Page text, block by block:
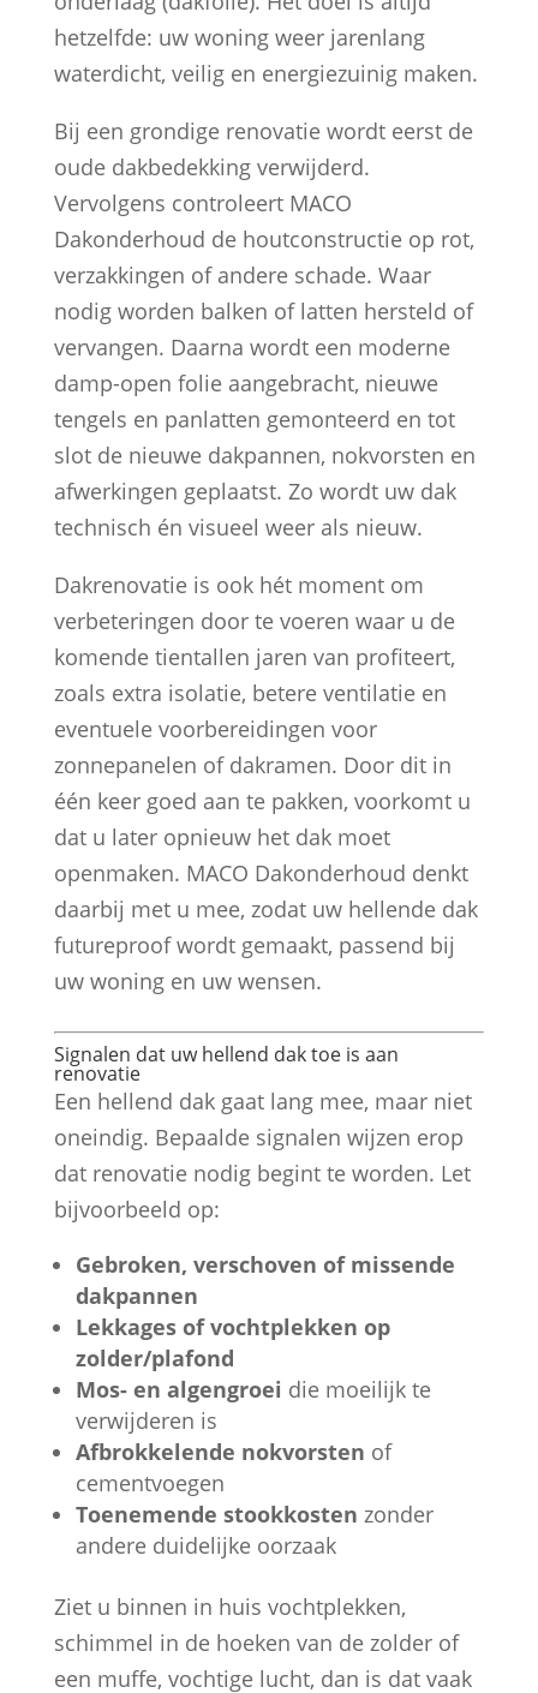
hetzelfde: uw woning weer jarenlang
waterdicht, veilig en energiezuinig maken.
Bij een grondige renovatie wordt eerst de
oude dakbedekking verwijderd.
Vervolgens controleert MACO
Dakonderhoud de houtconstructie op rot,
verzakkingen of andere schade. Waar
nodig worden balken of latten hersteld of
vervangen. Daarna wordt een moderne
damp-open folie aangebracht, nieuwe
tengels en panlatten gemonteerd en tot
slot de nieuwe dakpannen, nokvorsten en
afwerkingen geplaatst. Zo wordt uw dak
technisch én visueel weer als nieuw.
Dakrenovatie is ook hét moment om
verbeteringen door te voeren waar u de
komende tientallen jaren van profiteert,
zoals extra isolatie, betere ventilatie en
eventuele voorbereidingen voor
zonnepanelen of dakramen. Door dit in
één keer goed aan te pakken, voorkomt u
dat u later opnieuw het dak moet
openmaken. MACO Dakonderhoud denkt
daarbij met u mee, zodat uw hellende dak
futureproof wordt gemaakt, passend bij
uw woning en uw wensen.
Signalen dat uw hellend dak toe is aan
renovatie
Een hellend dak gaat lang mee, maar niet
oneindig. Bepaalde signalen wijzen erop
dat renovatie nodig begint te worden. Let
bijvoorbeeld op:
Gebroken, verschoven of missende
dakpannen
Lekkages of vochtplekken op
zolder/plafond
Mos- en algengroei die moeilijk te
verwijderen is
Afbrokkelende nokvorsten of
cementvoegen
Toenemende stookkosten zonder
andere duidelijke oorzaak
Ziet u binnen in huis vochtplekken,
schimmel in de hoeken van de zolder of
een muffe, vochtige lucht, dan is dat vaak